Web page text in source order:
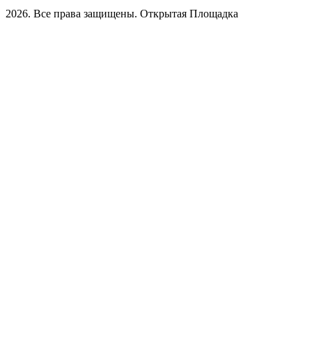
2026. Все права защищены. Открытая Площадка